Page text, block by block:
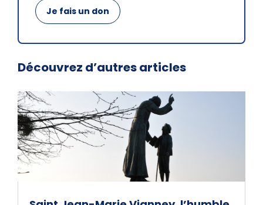
Je fais un don
Découvrez d’autres articles